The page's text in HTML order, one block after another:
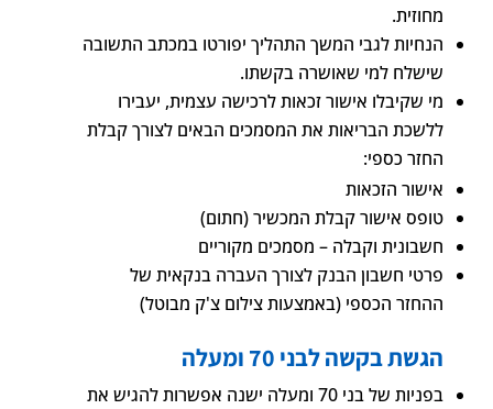
מחוזית.
הנחיות לגבי המשך התהליך יפורטו במכתב התשובה
שישלח למי שאושרה בקשתו.
מי שקיבלו אישור זכאות לרכישה עצמית, יעבירו
ללשכת הבריאות את המסמכים הבאים לצורך קבלת
החזר כספי:
אישור הזכאות
טופס אישור קבלת המכשיר (חתום)
חשבונית וקבלה – מסמכים מקוריים
פרטי חשבון הבנק לצורך העברה בנקאית של
ההחזר הכספי (באמצעות צילום צ'ק מבוטל)
הגשת בקשה לבני 70 ומעלה
בפניות של בני 70 ומעלה ישנה אפשרות להגיש את